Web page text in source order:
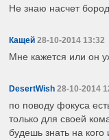
Не знаю насчет
Кащей 28-10-2014 13:32
Мне кажется или он
DesertWish 28-10-2014
по поводу фокуса
только для своей
будешь знать на